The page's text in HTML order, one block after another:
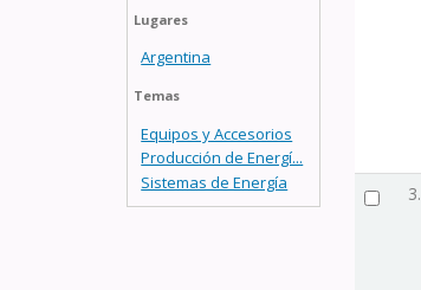
Lugares
Argentina
Temas
Equipos y Accesorios
Producción de Energí...
Sistemas de Energía
3.